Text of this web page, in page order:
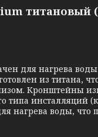
титановый
для нагрева
из титана,
Кронштейны
типа инсталляций
нагрева воды, что